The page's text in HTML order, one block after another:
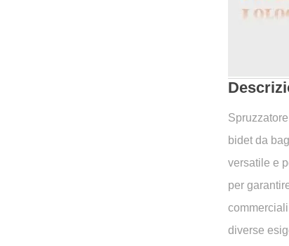
bidet da
versatile e
per
diverse